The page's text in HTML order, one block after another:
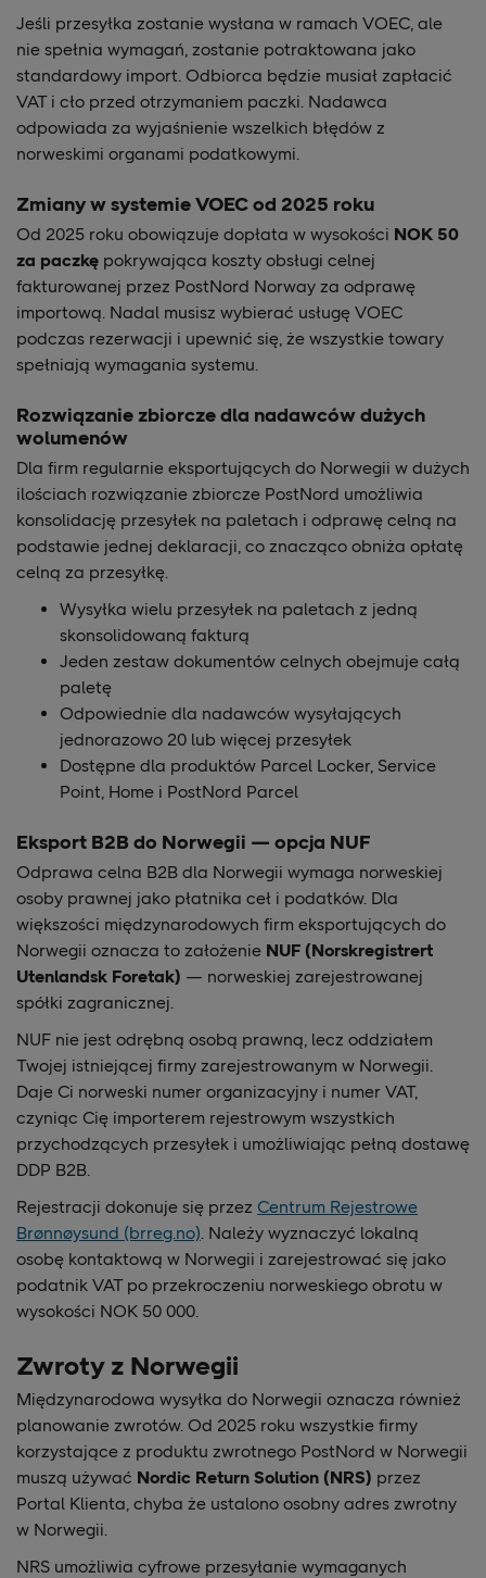
Jeśli przesyłka zostanie wysłana w ramach VOEC, ale
nie spełnia wymagań, zostanie potraktowana jako
standardowy import. Odbiorca będzie musiał zapłacić
VAT i cło przed otrzymaniem paczki. Nadawca
odpowiada za wyjaśnienie wszelkich błędów z
norweskimi organami podatkowymi.
Zmiany w systemie VOEC od 2025 roku
Od 2025 roku obowiązuje dopłata w wysokości NOK 50
za paczkę pokrywająca koszty obsługi celnej
fakturowanej przez PostNord Norway za odprawę
importową. Nadal musisz wybierać usługę VOEC
podczas rezerwacji i upewnić się, że wszystkie towary
spełniają wymagania systemu.
Rozwiązanie zbiorcze dla nadawców dużych
wolumenów
Dla firm regularnie eksportujących do Norwegii w dużych
ilościach rozwiązanie zbiorcze PostNord umożliwia
konsolidację przesyłek na paletach i odprawę celną na
podstawie jednej deklaracji, co znacząco obniża opłatę
celną za przesyłkę.
Wysyłka wielu przesyłek na paletach z jedną
skonsolidowaną fakturą
Jeden zestaw dokumentów celnych obejmuje całą
paletę
Odpowiednie dla nadawców wysyłających
jednorazowo 20 lub więcej przesyłek
Dostępne dla produktów Parcel Locker, Service
Point, Home i PostNord Parcel
Eksport B2B do Norwegii — opcja NUF
Odprawa celna B2B dla Norwegii wymaga norweskiej
osoby prawnej jako płatnika ceł i podatków. Dla
większości międzynarodowych firm eksportujących do
Norwegii oznacza to założenie NUF (Norskregistrert
Utenlandsk Foretak) — norweskiej zarejestrowanej
spółki zagranicznej.
NUF nie jest odrębną osobą prawną, lecz oddziałem
Twojej istniejącej firmy zarejestrowanym w Norwegii.
Daje Ci norweski numer organizacyjny i numer VAT,
czyniąc Cię importerem rejestrowym wszystkich
przychodzących przesyłek i umożliwiając pełną dostawę
DDP B2B.
Rejestracji dokonuje się przez Centrum Rejestrowe
Brønnøysund (brreg.no). Należy wyznaczyć lokalną
osobę kontaktową w Norwegii i zarejestrować się jako
podatnik VAT po przekroczeniu norweskiego obrotu w
wysokości NOK 50 000.
Zwroty z Norwegii
Międzynarodowa wysyłka do Norwegii oznacza również
planowanie zwrotów. Od 2025 roku wszystkie firmy
korzystające z produktu zwrotnego PostNord w Norwegii
muszą używać Nordic Return Solution (NRS) przez
Portal Klienta, chyba że ustalono osobny adres zwrotny
w Norwegii.
NRS umożliwia cyfrowe przesyłanie wymaganych